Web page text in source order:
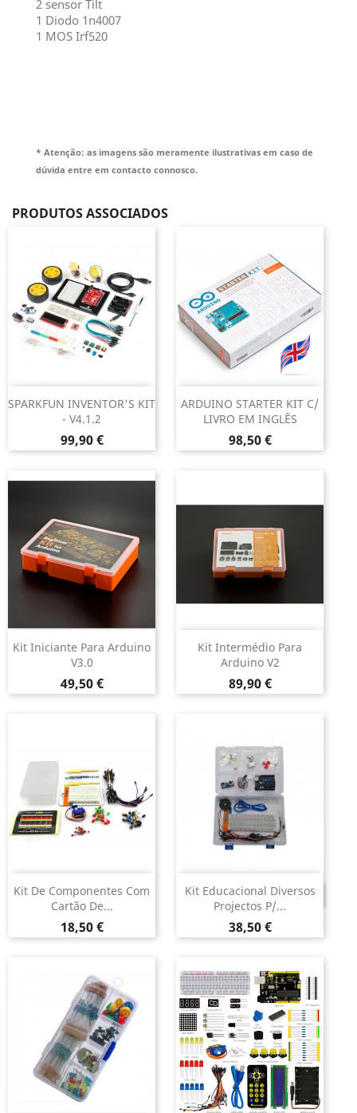
2 sensor Tilt
1 Diodo 1n4007
1 MOS Irf520
* Atenção: as imagens são meramente ilustrativas em caso de
dúvida entre em contacto connosco.
PRODUTOS ASSOCIADOS
SPARKFUN INVENTOR'S KIT
- V4.1.2
Preço
99,90 €
ARDUINO STARTER KIT C/
LIVRO EM INGLÊS
Preço
98,50 €
Kit Iniciante Para Arduino
V3.0
Preço
49,50 €
Kit Intermédio Para
Arduino V2
Preço
89,90 €
Kit De Componentes Com
Cartão De...
Preço
18,50 €
Kit Educacional Diversos
Projectos P/...
Preço
38,50 €
DESCONTINUADO